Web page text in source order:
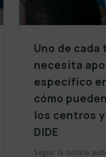
Uno de
necesita
específico
cómo
los centros
DIDE
Según la noticia